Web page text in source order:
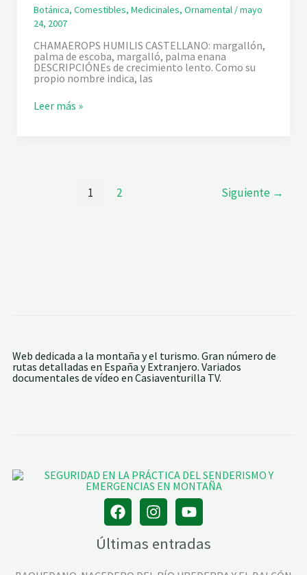
Botánica, Comestibles, Medicinales, Ornamental/mayo
24, 2007
CHAMAEROPS HUMILIS CASTELLANO: margallón,
palma de escoba, margalló, palma enana
DESCRIPCIÓNEs de crecimiento lento. Como su
propio nombre indica, las
P
Leer más »
1 2 Siguiente →
Web dedicada a la montaña y el turismo. Gran número de
rutas detalladas en España y Extranjero. Variados
documentales de vídeo en Casiaventurilla TV.
Últimas entradas